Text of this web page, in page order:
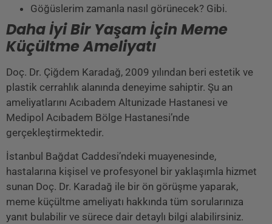
Göğüslerim zamanla nasıl görünecek? Gibi.
Daha İyi Bir Yaşam İçin Meme
Küçültme Ameliyatı
Doç. Dr. Çiğdem Karadağ, 2009 yılından beri estetik ve
plastik cerrahlık alanında deneyime sahiptir. Şu an
ameliyatlarını Acıbadem Altunizade Hastanesi ve
Medipol Acıbadem Bölge Hastanesi’nde
gerçekleştirmektedir.
İstanbul Bağdat Caddesi’ndeki muayenesinde,
hastalarına kişisel ve profesyonel bir yaklaşımla hizmet
sunan Doç. Dr. Karadağ ile bir ön görüşme yaparak,
meme küçültme ameliyatı hakkında tüm sorularınıza
yanıt bulabilir ve sürece dair detaylı bilgi alabilirsiniz.